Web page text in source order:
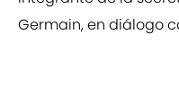
Germain, en diálogo